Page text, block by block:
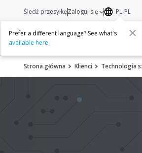
Services
Śledź przesyłkęZaloguj się PL-PL
Prefer a different language? See what's
available here.
Strona główna Klienci Technologia